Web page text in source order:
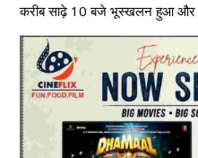
करीब साढ़े 10 बजे भूस्खलन हुआ